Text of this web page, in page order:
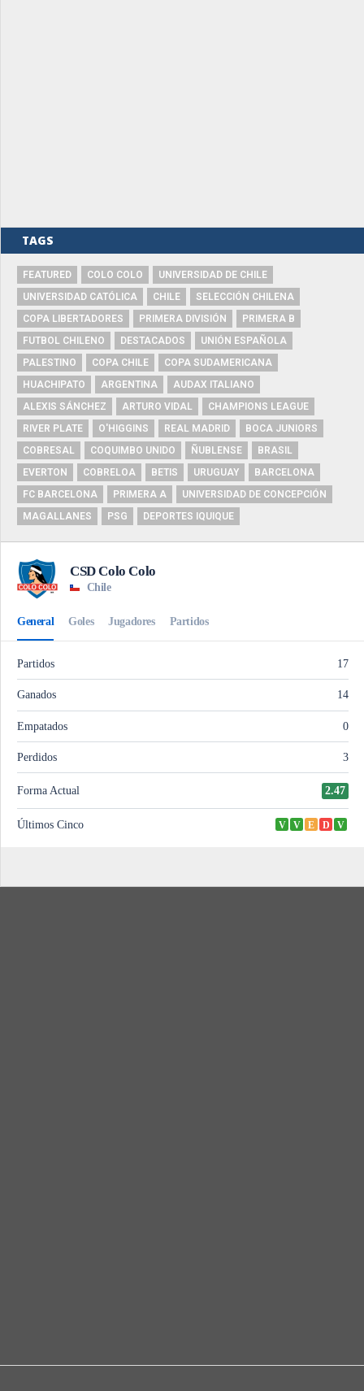
TAGS
FEATURED COLO COLO
UNIVERSIDAD DE CHILE
UNIVERSIDAD CATÓLICA
CHILE
SELECCIÓN CHILENA
COPA LIBERTADORES
PRIMERA DIVISIÓN
PRIMERA B
FUTBOL CHILENO
DESTACADOS
UNIÓN ESPAÑOLA
PALESTINO
COPA CHILE
COPA SUDAMERICANA
HUACHIPATO
ARGENTINA
AUDAX ITALIANO
ALEXIS SÁNCHEZ
ARTURO VIDAL
CHAMPIONS LEAGUE
RIVER PLATE
O'HIGGINS REAL MADRID
BOCA JUNIORS
COBRESAL
COQUIMBO UNIDO ÑUBLENSE
BRASIL
EVERTON
COBRELOA BETIS URUGUAY
BARCELONA
FC BARCELONA
PRIMERA A
UNIVERSIDAD DE CONCEPCIÓN
MAGALLANES
PSG DEPORTES IQUIQUE